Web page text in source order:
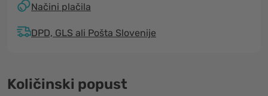
Načini plačila
DPD, GLS ali Pošta Slovenije
Količinski popust